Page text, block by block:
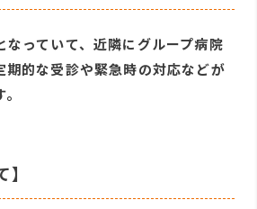
なっていて、近隣にグループ病院
期的な受診や緊急時の対応などが